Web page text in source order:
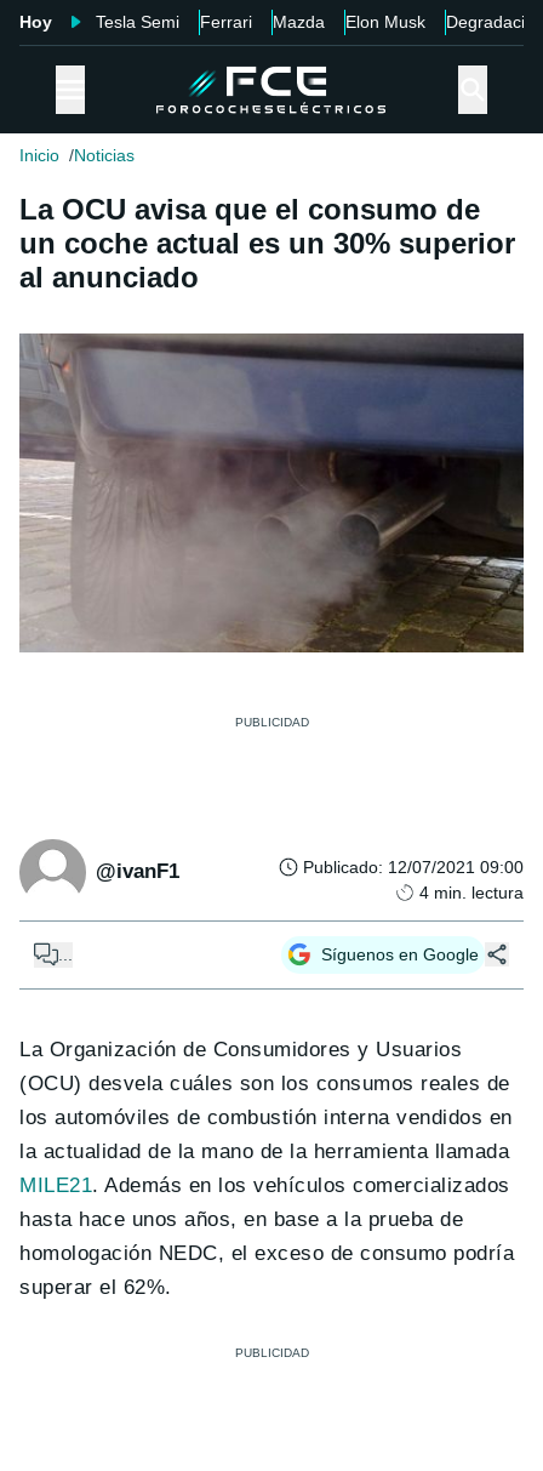
Hoy Tesla Semi Ferrari Mazda Elon Musk Degradación
Inicio Noticias
La OCU avisa que el consumo de
un coche actual es un 30% superior
al anunciado
@ivanF1 Publicado: 12/07/2021 09:00
4 min. lectura
Síguenos en Google
La Organización de Consumidores y Usuarios
(OCU) desvela cuáles son los consumos reales de
los automóviles de combustión interna vendidos en
la actualidad de la mano de la herramienta llamada
MILE21. Además en los vehículos comercializados
hasta hace unos años, en base a la prueba de
homologación NEDC, el exceso de consumo podría
superar el 62%.